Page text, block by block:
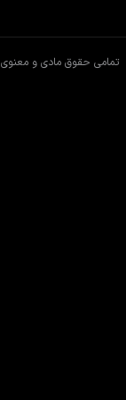
تمامی حقوق مادی و معنوی